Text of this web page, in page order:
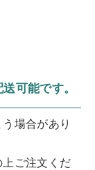
可能です。
場合があり
ご注文くだ